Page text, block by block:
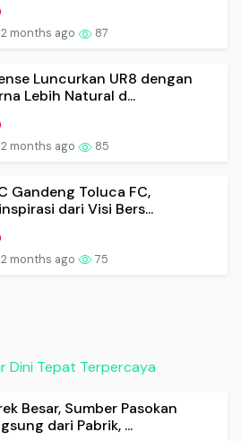
2 months ago 87
Luncurkan UR8 dengan
Lebih Natural d...
2 months ago 85
Gandeng Toluca FC,
dari Visi Bers...
2 months ago 75
Dini Tepat Terpercaya
Besar, Sumber Pasokan
dari Pabrik, ...